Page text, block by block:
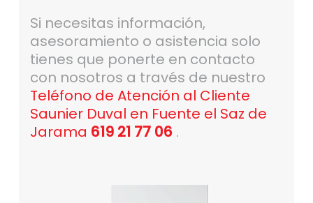
Si necesitas información,
asesoramiento o asistencia solo
tienes que ponerte en contacto
con nosotros a través de nuestro
Teléfono de Atención al Cliente
Saunier Duval en Fuente el Saz de
Jarama 619 21 77 06 .